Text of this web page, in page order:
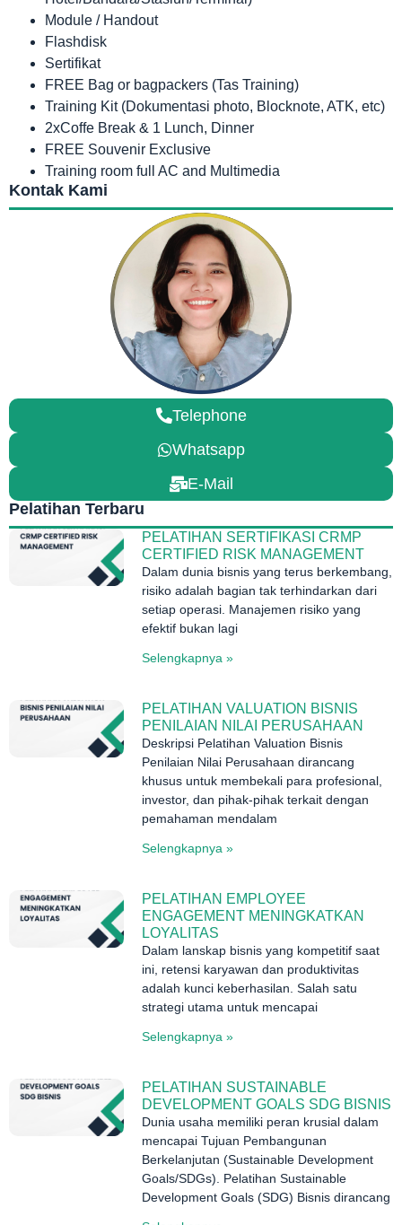
Module / Handout
Flashdisk
Sertifikat
FREE Bag or bagpackers (Tas Training)
Training Kit (Dokumentasi photo, Blocknote, ATK, etc)
2xCoffe Break & 1 Lunch, Dinner
FREE Souvenir Exclusive
Training room full AC and Multimedia
Kontak Kami
Telephone
Whatsapp
E-Mail
Pelatihan Terbaru
PELATIHAN SERTIFIKASI CRMP
CERTIFIED RISK MANAGEMENT
Dalam dunia bisnis yang terus berkembang,
risiko adalah bagian tak terhindarkan dari
setiap operasi. Manajemen risiko yang
efektif bukan lagi
Selengkapnya »
PELATIHAN VALUATION BISNIS
PENILAIAN NILAI PERUSAHAAN
Deskripsi Pelatihan Valuation Bisnis
Penilaian Nilai Perusahaan dirancang
khusus untuk membekali para profesional,
investor, dan pihak-pihak terkait dengan
pemahaman mendalam
Selengkapnya »
PELATIHAN EMPLOYEE
ENGAGEMENT MENINGKATKAN
LOYALITAS
Dalam lanskap bisnis yang kompetitif saat
ini, retensi karyawan dan produktivitas
adalah kunci keberhasilan. Salah satu
strategi utama untuk mencapai
Selengkapnya »
PELATIHAN SUSTAINABLE
DEVELOPMENT GOALS SDG BISNIS
Dunia usaha memiliki peran krusial dalam
mencapai Tujuan Pembangunan
Berkelanjutan (Sustainable Development
Goals/SDGs). Pelatihan Sustainable
Development Goals (SDG) Bisnis dirancang